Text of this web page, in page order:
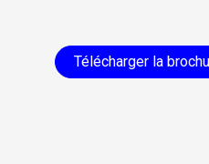
Télécharger la